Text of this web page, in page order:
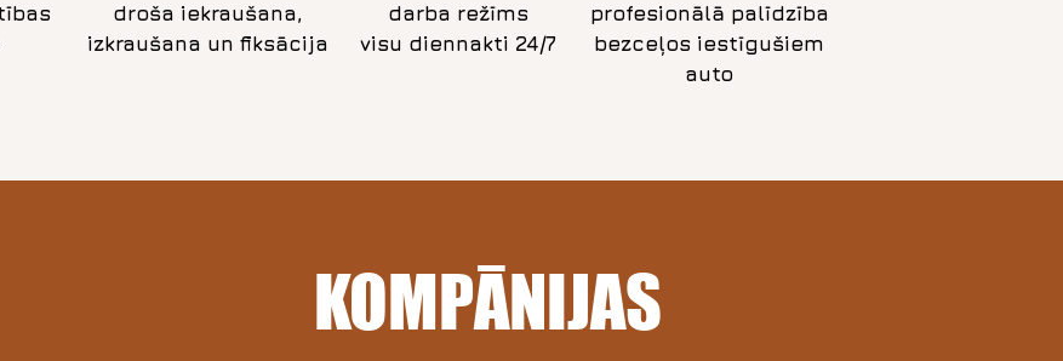
droša iekraušana,
izkraušana un fiksācija
darba režīms
visu diennakti 24/7
profesionālā palīdzība
bezceļos iestīgušiem
auto
KOMPĀNIJAS